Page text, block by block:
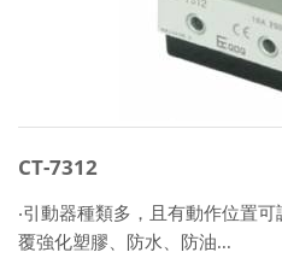
CT-7312
‧引動器種類多，且有動作位置
覆強化塑膠、防水、防油...